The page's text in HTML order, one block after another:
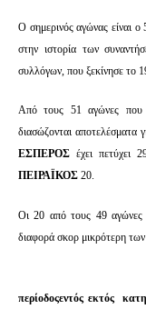
Ο σημερινός αγώνας είναι ο
στην ιστορία των
συλλόγων, που ξεκίνησε το
Από τους 51 αγώνες που
διασώζονται αποτελέσματα
ΕΣΠΕΡΟΣ έχει πετύχει
ΠΕΙΡΑΪΚΟΣ 20.
Οι 20 από τους 49 αγώνες
διαφορά σκορ μικρότερη
περίοδοςεντός εκτός